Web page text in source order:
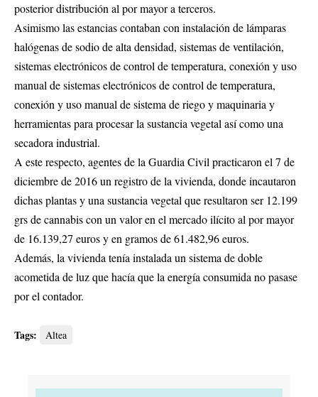
posterior distribución al por mayor a terceros.
Asimismo las estancias contaban con instalación de lámparas
halógenas de sodio de alta densidad, sistemas de ventilación,
sistemas electrónicos de control de temperatura, conexión y uso
manual de sistemas electrónicos de control de temperatura,
conexión y uso manual de sistema de riego y maquinaria y
herramientas para procesar la sustancia vegetal así como una
secadora industrial.
A este respecto, agentes de la Guardia Civil practicaron el 7 de
diciembre de 2016 un registro de la vivienda, donde incautaron
dichas plantas y una sustancia vegetal que resultaron ser 12.199
grs de cannabis con un valor en el mercado ilícito al por mayor
de 16.139,27 euros y en gramos de 61.482,96 euros.
Además, la vivienda tenía instalada un sistema de doble
acometida de luz que hacía que la energía consumida no pasase
por el contador.
Tags: Altea